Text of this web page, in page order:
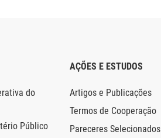
do
Público
AÇÕES E ESTUDOS
Artigos e Publicações
Termos de Cooperação
Pareceres Selecionados